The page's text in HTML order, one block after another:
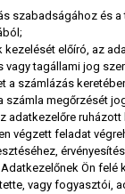
szabadságához és
kezelését előíró, az
vagy tagállami jog
a számlázás
számla megőrzését
adatkezelőre
végzett feladat
Ön felé
vagy fogyasztói,